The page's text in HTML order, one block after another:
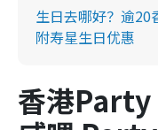
生日去哪好？逾20
附寿星生日优惠
香港Party